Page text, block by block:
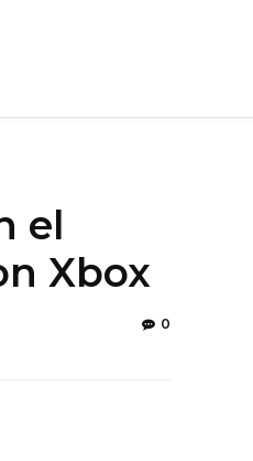
el
Xbox
0